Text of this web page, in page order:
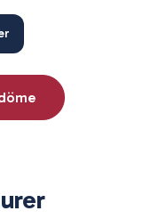
3-DAGARSPASS
svarade på meddelanden
professionella. Vi
Almeida